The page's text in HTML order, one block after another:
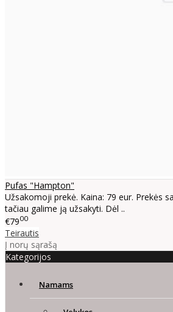
Pufas "Hampton"
Užsakomoji prekė. Kaina: 79 eur. Prekės
tačiau galime ją užsakyti. Dėl ..
€7900
Teirautis
Į norų sąrašą
Kategorijos
Namams